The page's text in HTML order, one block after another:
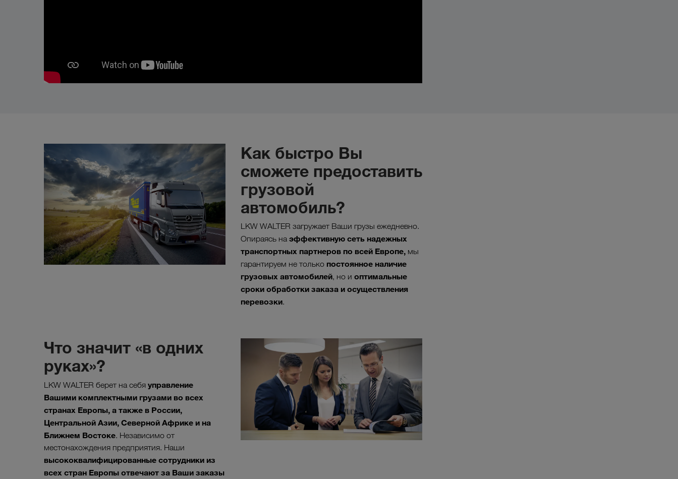
Как быстро Вы
сможете предоставить
грузовой
автомобиль?
LKW WALTER загружает Ваши грузы ежедневно.
Опираясь на эффективную сеть надежных
транспортных партнеров по всей Европе, мы
гарантируем не только постоянное наличие
грузовых автомобилей, но и оптимальные
сроки обработки заказа и осуществления
перевозки.
Что значит «в одних
руках»?
LKW WALTER берет на себя управление
Вашими комплектными грузами во всех
странах Европы, а также в России,
Центральной Азии, Северной Африке и на
Ближнем Востоке. Независимо от
местонахождения предприятия. Наши
высококвалифицированные сотрудники из
всех стран Европы отвечают за Ваши заказы